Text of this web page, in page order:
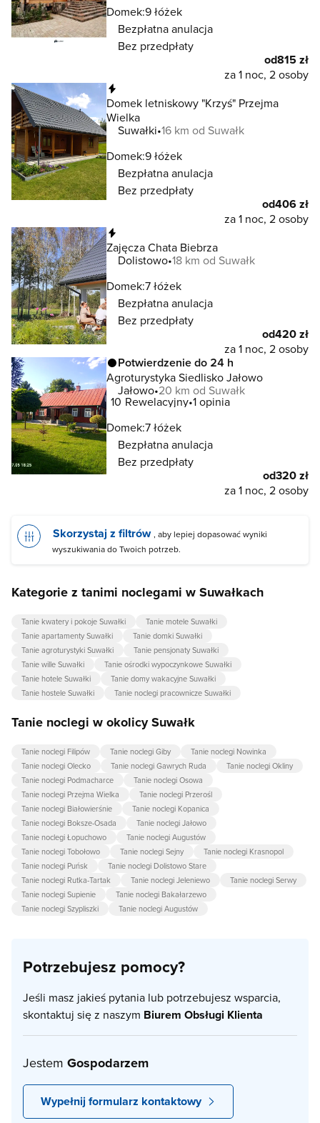
Domek:9 łóżek
Bezpłatna anulacja
Bez przedpłaty
od815 zł
za 1 noc, 2 osoby
Domek letniskowy "Krzyś" Przejma
Wielka
Suwałki 16 km od Suwałk
Domek:9 łóżek
Bezpłatna anulacja
Bez przedpłaty
od406 zł
za 1 noc, 2 osoby
Zajęcza Chata Biebrza
Dolistowo 18 km od Suwałk
Domek:7 łóżek
Bezpłatna anulacja
Bez przedpłaty
od420 zł
za 1 noc, 2 osoby
Potwierdzenie do 24 h
Agroturystyka Siedlisko Jałowo
Jałowo 20 km od Suwałk
10 Rewelacyjny 1 opinia
Domek:7 łóżek
Bezpłatna anulacja
Bez przedpłaty
od320 zł
za 1 noc, 2 osoby
Skorzystaj z filtrów , aby lepiej dopasować wyniki
wyszukiwania do Twoich potrzeb.
Kategorie z tanimi noclegami w Suwałkach
Tanie kwatery i pokoje Suwałki
Tanie motele Suwałki
Tanie apartamenty Suwałki
Tanie domki Suwałki
Tanie agroturystyki Suwałki
Tanie pensjonaty Suwałki
Tanie wille Suwałki
Tanie ośrodki wypoczynkowe Suwałki
Tanie hotele Suwałki
Tanie domy wakacyjne Suwałki
Tanie hostele Suwałki
Tanie noclegi pracownicze Suwałki
Tanie noclegi w okolicy Suwałk
Tanie noclegi Filipów Tanie noclegi Giby
Tanie noclegi Nowinka
Tanie noclegi Olecko
Tanie noclegi Gawrych Ruda
Tanie noclegi Okliny
Tanie noclegi Podmacharce
Tanie noclegi Osowa
Tanie noclegi Przejma Wielka
Tanie noclegi Przerośl
Tanie noclegi Białowierśnie
Tanie noclegi Kopanica
Tanie noclegi Boksze-Osada
Tanie noclegi Jałowo
Tanie noclegi Łopuchowo
Tanie noclegi Augustów
Tanie noclegi Tobołowo
Tanie noclegi Sejny
Tanie noclegi Krasnopol
Tanie noclegi Puńsk
Tanie noclegi Dolistowo Stare
Tanie noclegi Rutka-Tartak
Tanie noclegi Jeleniewo
Tanie noclegi Serwy
Tanie noclegi Supienie
Tanie noclegi Bakałarzewo
Tanie noclegi Szypliszki
Tanie noclegi Augustów
Potrzebujesz pomocy?
Jeśli masz jakieś pytania lub potrzebujesz wsparcia,
skontaktuj się z naszym Biurem Obsługi Klienta
Jestem Gospodarzem
Wypełnij formularz kontaktowy